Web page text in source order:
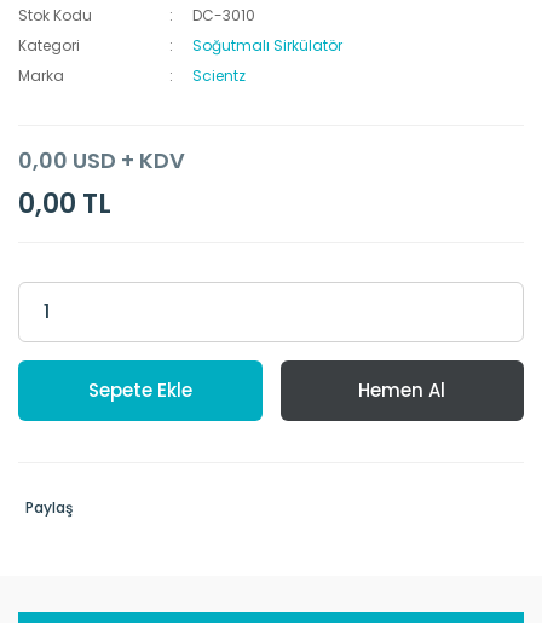
Stok Kodu
DC-3010
Kategori
Soğutmalı Sirkülatör
Marka
Scientz
0,00 USD + KDV
0,00 TL
Sepete Ekle Hemen Al
Paylaş